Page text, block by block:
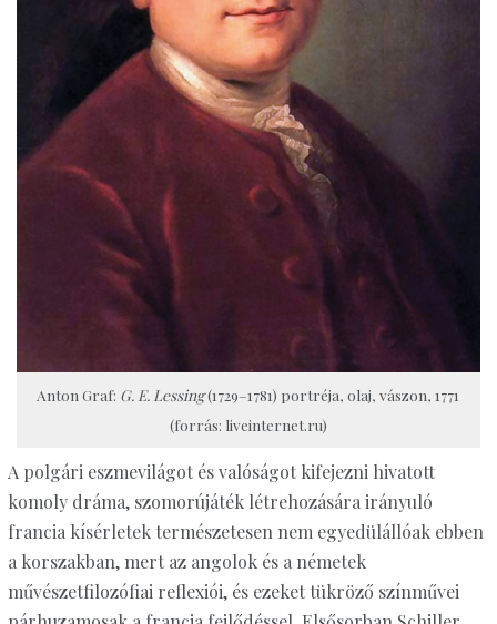
Anton Graf: G. E. Lessing(1729–1781) portréja, olaj, vászon, 1771
(forrás: liveinternet.ru)
A polgári eszmevilágot és valóságot kifejezni hivatott
komoly dráma, szomorújáték létrehozására irányuló
francia kísérletek természetesen nem egyedülállóak ebben
a korszakban, mert az angolok és a németek
művészetfilozófiai reflexiói, és ezeket tükröző színművei